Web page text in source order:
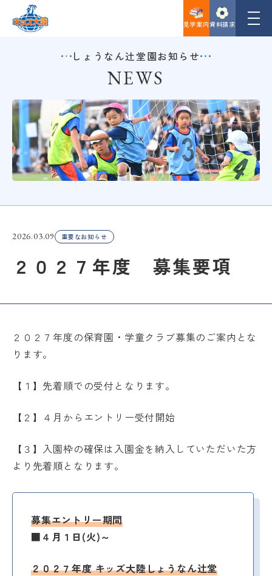
施設見学
説明会を予約する
お問い合わせ
資料請求
ご挨拶
キッズ大陸トップ
教育方針
見学案内資料請求
しょうなん辻堂園お知らせ
NEWS
2026.03.09 重要なお知らせ
２０２７年度 募集要項
２０２７年度の保育園・学童クラブ募集のご案内とな
ります。
【１】先着順での受付となります。
【２】４月からエントリー受付開始
【３】入園枠の確保は入園金を納入していただいた方
より先着順となります。
募集エントリー期間
■４月１日(火)～
２０２７年度 キッズ大陸しょうなん辻堂